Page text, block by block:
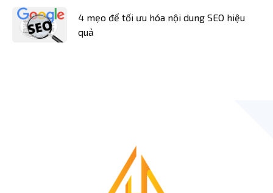
4 mẹo để tối ưu hóa nội dung SEO hiệu
quả